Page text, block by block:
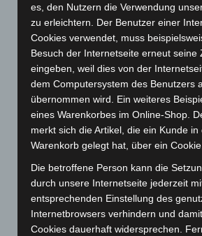
August 2024(107)
Juli 2024(89)
Juni 2024 (107)
Mai 2024(149)
April 2024(102)
März 2024(103)
Februar 2024
(103)
Dezember 2023(130)
November 2023(130)
Oktober 2023
(114)
es, den Nutzern die Verwendung
zu erleichtern. Der Benutzer einer
Cookies verwendet, muss
Besuch der Internetseite erneut seine
eingeben, weil dies von der
dem Computersystem des Benutzers
übernommen wird. Ein weiteres
eines Warenkorbes im Online-Shop.
merkt sich die Artikel, die ein Kunde in
Warenkorb gelegt hat, über ein Cookie.
Die betroffene Person kann die
durch unsere Internetseite jederzeit
entsprechenden Einstellung des
Internetbrowsers verhindern und
Cookies dauerhaft widersprechen.